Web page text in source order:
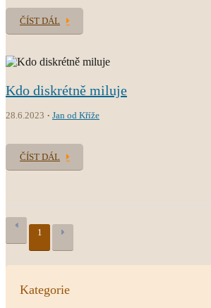
ČÍST DÁL
Kdo diskrétně miluje
28.6.2023 Jan od Kříže
ČÍST DÁL
1
Kategorie